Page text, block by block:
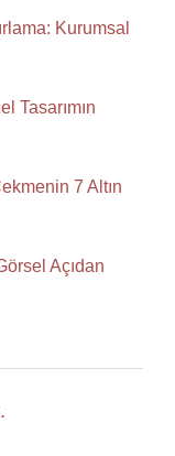
Kurumsal
Tasarımın
7 Altın
Açıdan